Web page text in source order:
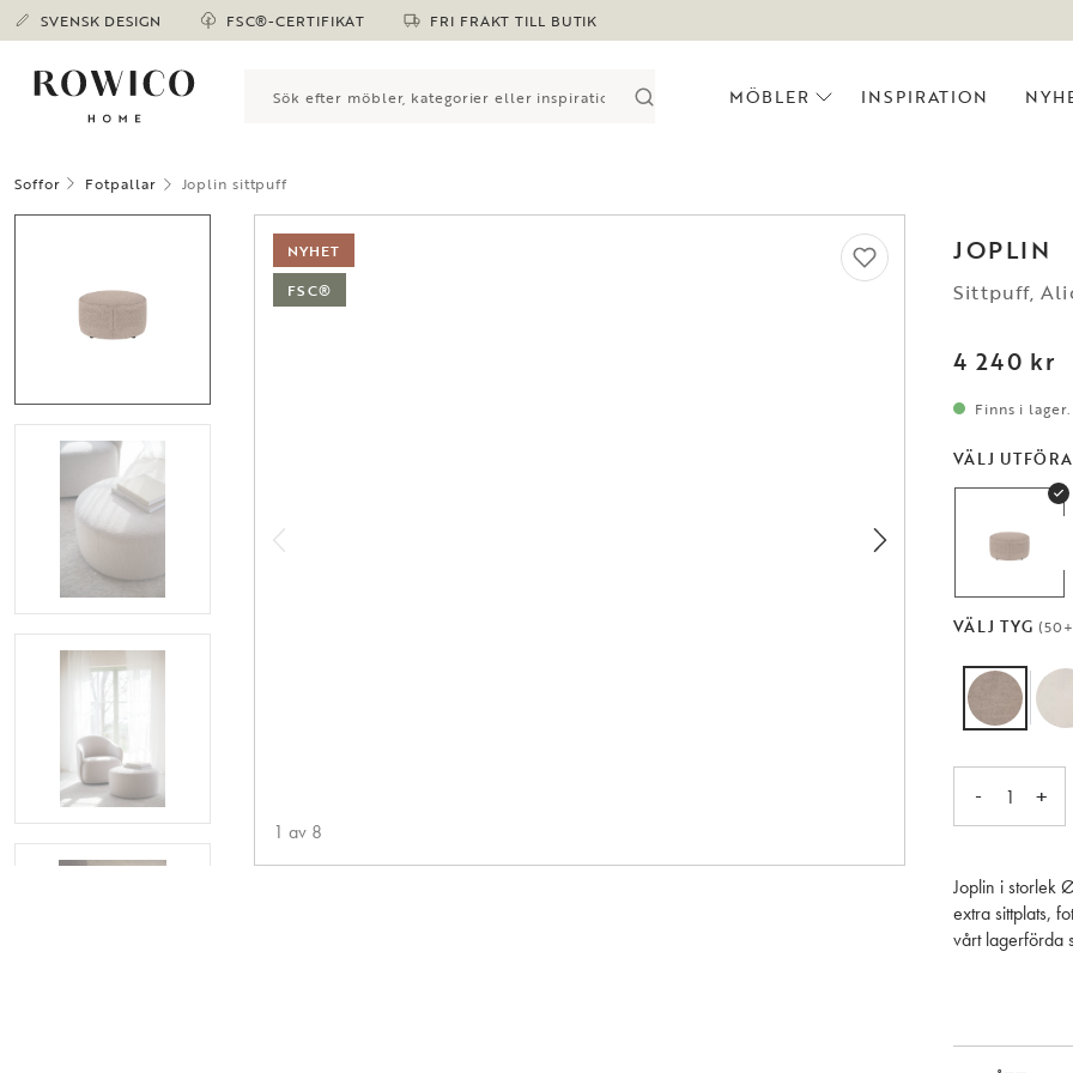
SVENSK DESIGN FSC®-CERTIFIKAT FRI FRAKT TILL BUTIK
MÖBLER INSPIRATION
Soffor Fotpallar Joplin sittpuff
NYHET
FSC®
1 av 8
JOPLIN
Sittpuff,
4 240 kr
Finns i
VÄLJ
VÄLJ TYG
- 1 +
Joplin i storlek
extra sittplats,
vårt lagerförda
För dig som vill